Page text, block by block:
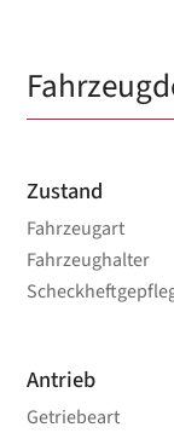
Zustand
Fahrzeugart
Fahrzeughalter
Antrieb
Getriebeart